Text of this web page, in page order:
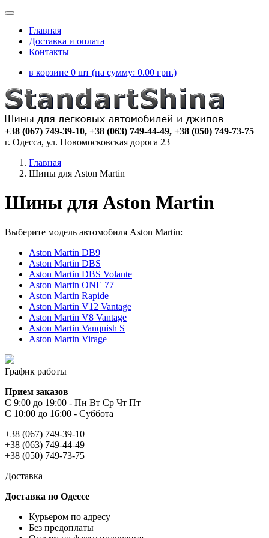
Главная
Доставка и оплата
Контакты
в корзине 0 шт (на сумму: 0.00 грн.)
+38 (067) 749-39-10, +38 (063) 749-44-49, +38 (050) 749-73-75
г. Одесса, ул. Новомосковская дорога 23
Главная
Шины для Aston Martin
Шины для Aston Martin
Выберите модель автомобиля Aston Martin:
Aston Martin DB9
Aston Martin DBS
Aston Martin DBS Volante
Aston Martin ONE 77
Aston Martin Rapide
Aston Martin V12 Vantage
Aston Martin V8 Vantage
Aston Martin Vanquish S
Aston Martin Virage
График работы
Прием заказов
С 9:00 до 19:00 - Пн Вт Ср Чт Пт
С 10:00 до 16:00 - Суббота
+38 (067) 749-39-10
+38 (063) 749-44-49
+38 (050) 749-73-75
Доставка
Доставка по Одессе
Курьером по адресу
Без предоплаты